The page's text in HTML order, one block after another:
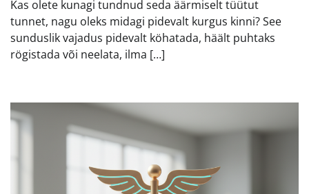
Kas olete kunagi tundnud seda äärmiselt tüütut
tunnet, nagu oleks midagi pidevalt kurgus kinni? See
sunduslik vajadus pidevalt köhatada, häält puhtaks
rögistada või neelata, ilma […]